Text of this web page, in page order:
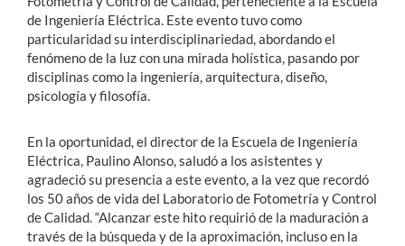
de Ingeniería Eléctrica. Este evento tuvo como
particularidad su interdisciplinariedad, abordando el
fenómeno de la luz con una mirada holística, pasando por
disciplinas como la ingeniería, arquitectura, diseño,
psicología y filosofía.
En la oportunidad, el director de la Escuela de Ingeniería
Eléctrica, Paulino Alonso, saludó a los asistentes y
agradeció su presencia a este evento, a la vez que recordó
los 50 años de vida del Laboratorio de Fotometría y Control
de Calidad. “Alcanzar este hito requirió de la maduración a
través de la búsqueda y de la aproximación, incluso en la